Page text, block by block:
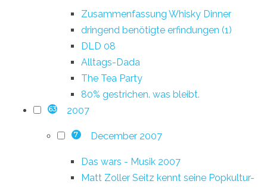
Zusammenfassung Whisky Dinner
dringend benötigte erfindungen (1)
DLD 08
Alltags-Dada
The Tea Party
80% gestrichen. was bleibt.
63 2007
7 December 2007
Das wars - Musik 2007
Matt Zoller Seitz kennt seine Popkultur-